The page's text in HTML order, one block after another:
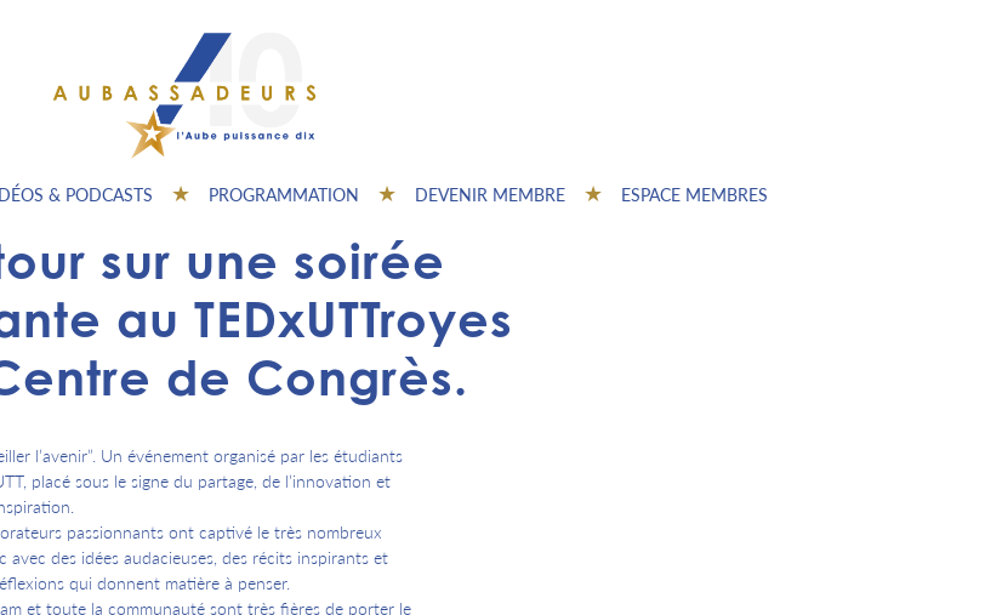
& PODCASTS PROGRAMMATION DEVENIR MEMBRE ESPACE MEMBRES
sur une soirée
au TEDxUTTroyes
de Congrès.
l’avenir”. Un événement organisé par les étudiants
placé sous le signe du partage, de l’innovation et
passionnants ont captivé le très nombreux
avec des idées audacieuses, des récits inspirants et
qui donnent matière à penser.
et toute la communauté sont très fières de porter le